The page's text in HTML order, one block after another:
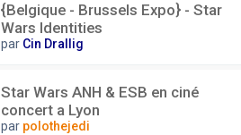
{Belgique - Brussels Expo} - Star
Wars Identities
par Cin Drallig
Star Wars ANH & ESB en ciné
concert a Lyon
par polothejedi